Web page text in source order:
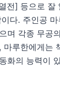
전] 등으로 잘
다. 주인공 마
며 각종 무공
마루한에게는
화의 능력이